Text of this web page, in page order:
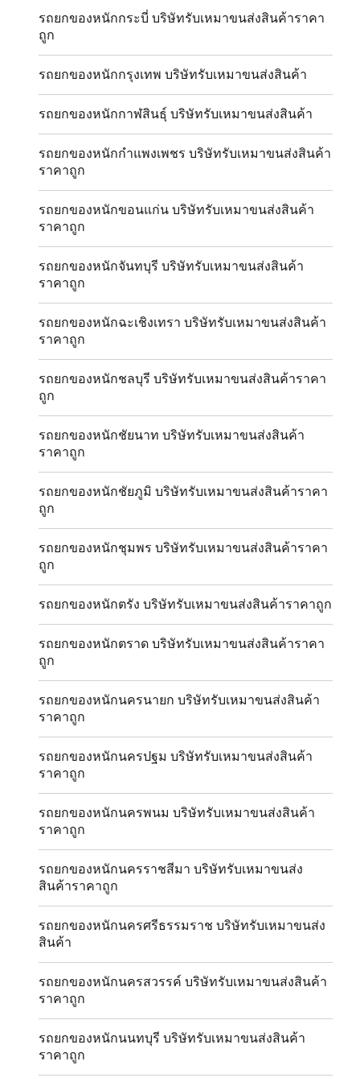
รถยกของหนักกระบี่ บริษัทรับเหมาขนส่งสินค้าราคา
ถูก
รถยกของหนักกรุงเทพ บริษัทรับเหมาขนส่งสินค้า
รถยกของหนักกาฬสินธุ์ บริษัทรับเหมาขนส่งสินค้า
รถยกของหนักกำแพงเพชร บริษัทรับเหมาขนส่งสินค้า
ราคาถูก
รถยกของหนักขอนแก่น บริษัทรับเหมาขนส่งสินค้า
ราคาถูก
รถยกของหนักจันทบุรี บริษัทรับเหมาขนส่งสินค้า
ราคาถูก
รถยกของหนักฉะเชิงเทรา บริษัทรับเหมาขนส่งสินค้า
ราคาถูก
รถยกของหนักชลบุรี บริษัทรับเหมาขนส่งสินค้าราคา
ถูก
รถยกของหนักชัยนาท บริษัทรับเหมาขนส่งสินค้า
ราคาถูก
รถยกของหนักชัยภูมิ บริษัทรับเหมาขนส่งสินค้าราคา
ถูก
รถยกของหนักชุมพร บริษัทรับเหมาขนส่งสินค้าราคา
ถูก
รถยกของหนักตรัง บริษัทรับเหมาขนส่งสินค้าราคาถูก
รถยกของหนักตราด บริษัทรับเหมาขนส่งสินค้าราคา
ถูก
รถยกของหนักนครนายก บริษัทรับเหมาขนส่งสินค้า
ราคาถูก
รถยกของหนักนครปฐม บริษัทรับเหมาขนส่งสินค้า
ราคาถูก
รถยกของหนักนครพนม บริษัทรับเหมาขนส่งสินค้า
ราคาถูก
รถยกของหนักนครราชสีมา บริษัทรับเหมาขนส่ง
สินค้าราคาถูก
รถยกของหนักนครศรีธรรมราช บริษัทรับเหมาขนส่ง
สินค้า
รถยกของหนักนครสวรรค์ บริษัทรับเหมาขนส่งสินค้า
ราคาถูก
รถยกของหนักนนทบุรี บริษัทรับเหมาขนส่งสินค้า
ราคาถูก